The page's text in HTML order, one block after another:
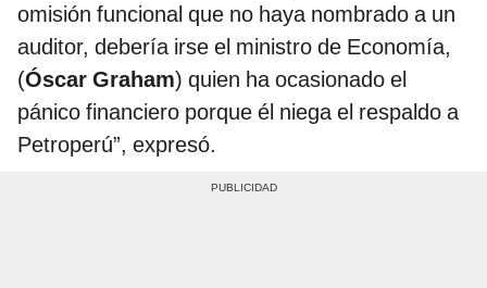
omisión funcional que no haya nombrado a un
auditor, debería irse el ministro de Economía,
(Óscar Graham) quien ha ocasionado el
pánico financiero porque él niega el respaldo a
Petroperú”, expresó.